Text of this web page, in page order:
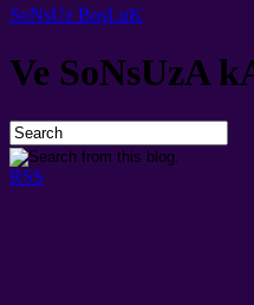
SoNsUz BoşLuK
Ve SoNsUzA
RSS